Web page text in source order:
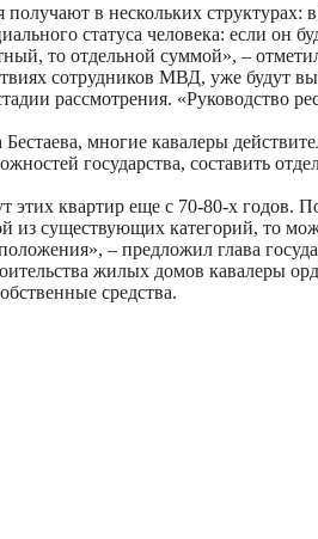
в нескольких
статуса человека: если он
то отдельной суммой», –
сотрудников МВД, уже будут
рассмотрения. «Руководство
многие кавалеры
государства, составить
квартир еще с 70-80-х
из существующих категорий, то
– предложил глава
жилых домов кавалеры
средства.